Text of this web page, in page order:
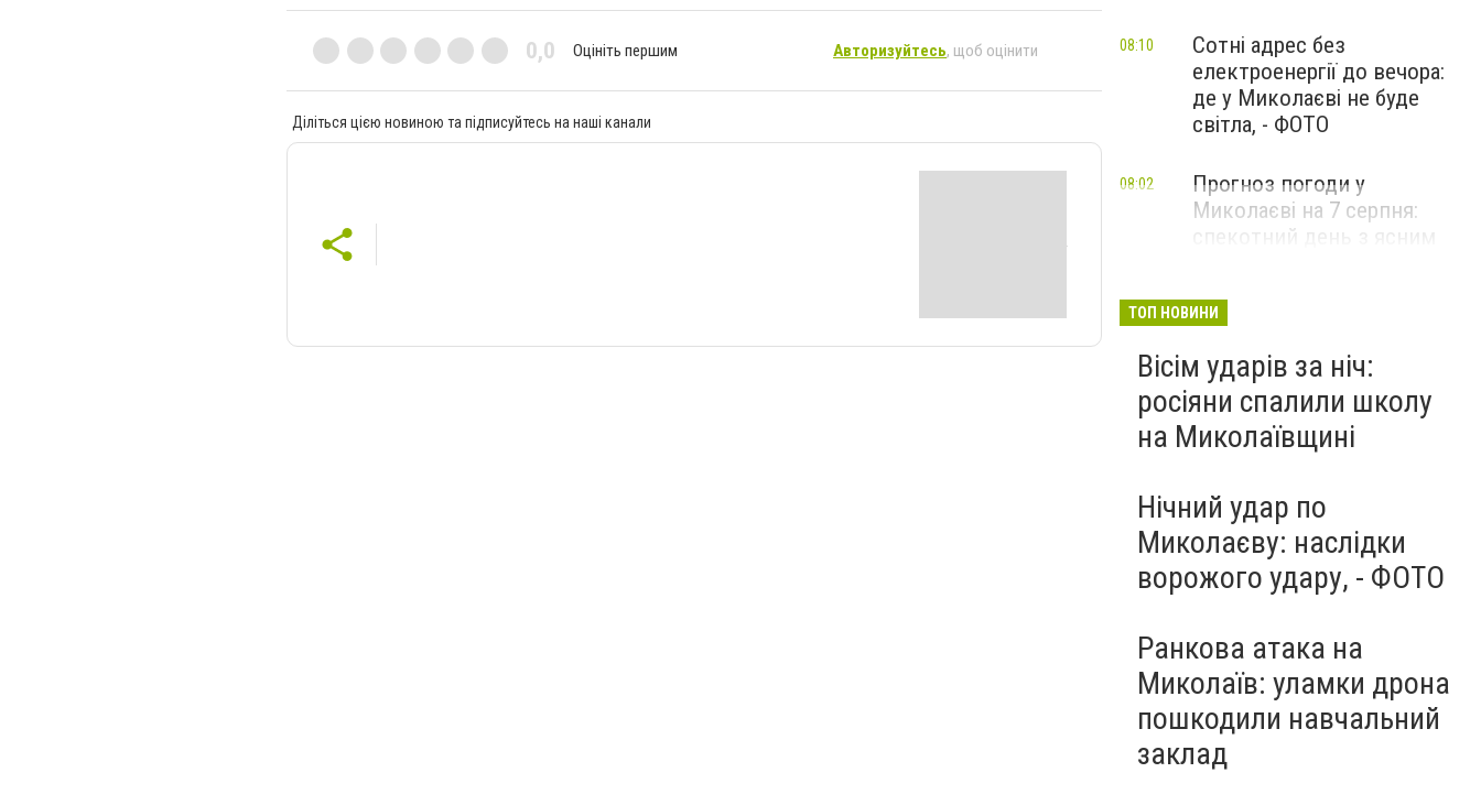
0,0 Оцініть першим Авторизуйтесь, щоб оцінити
Діліться цією новиною та підписуйтесь на наші канали
Сотні адрес без
електроенергії до вечора:
де у Миколаєві не буде
світла, - ФОТО
08:10
Прогноз погоди у
Миколаєві на 7 серпня:
спекотний день з ясним
08:02
ТОП НОВИНИ
Вісім ударів за ніч:
росіяни спалили школу
на Миколаївщині
Нічний удар по
Миколаєву: наслідки
ворожого удару, - ФОТО
Ранкова атака на
Миколаїв: уламки дрона
пошкодили навчальний
заклад